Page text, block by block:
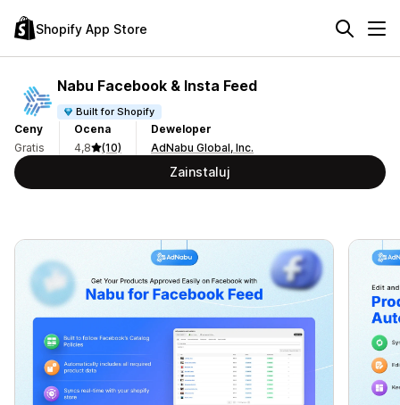
Shopify App Store
Nabu Facebook & Insta Feed
Built for Shopify
Ceny
Gratis
Ocena
4,8
(10)
Deweloper
AdNabu Global, Inc.
Zainstaluj